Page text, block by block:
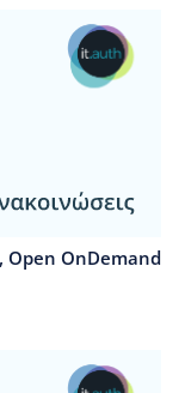
Open OnDemand